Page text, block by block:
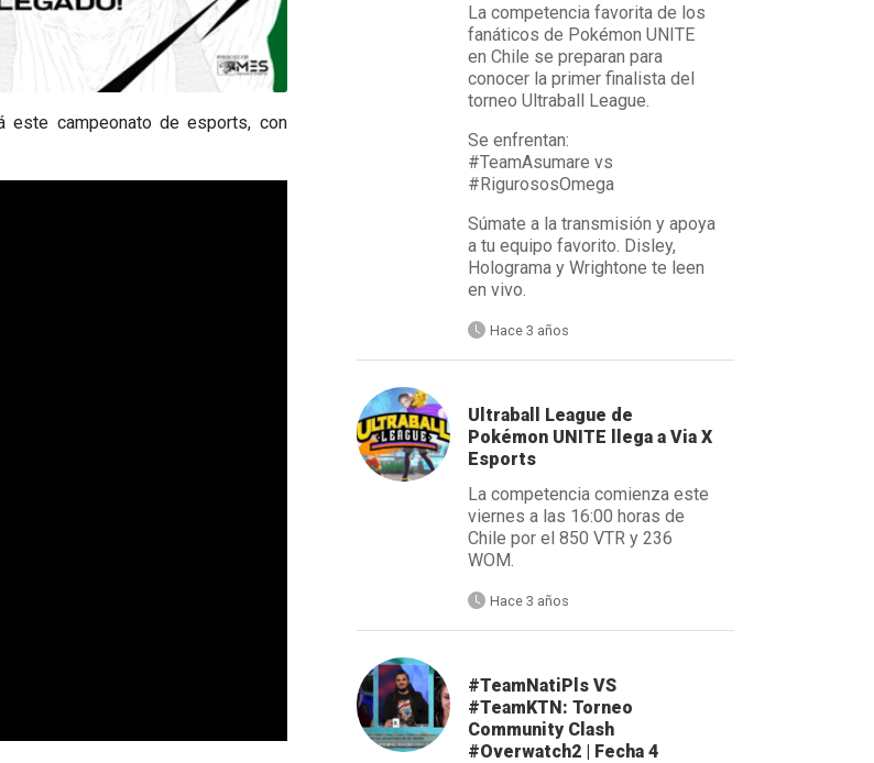
campeonato de esports, con
La competencia favorita de los
fanáticos de Pokémon UNITE
en Chile se preparan para
conocer la primer finalista del
torneo Ultraball League.
Se enfrentan:
#TeamAsumare vs
#RigurososOmega
Súmate a la transmisión y apoya
a tu equipo favorito. Disley,
Holograma y Wrightone te leen
en vivo.
Hace 3 años
Ultraball League de
Pokémon UNITE llega a Via X
Esports
La competencia comienza este
viernes a las 16:00 horas de
Chile por el 850 VTR y 236
WOM.
Hace 3 años
#TeamNatiPls VS
#TeamKTN: Torneo
Community Clash
#Overwatch2 | Fecha 4